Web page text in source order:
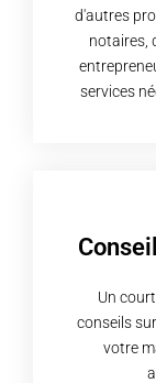
d'autres
notaires,
services
Un
conseils
votre